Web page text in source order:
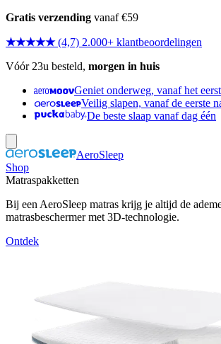
Gratis verzending vanaf €59
★★★★★ (4,7) 2.000+ klantbeoordelingen
Vóór 23u besteld, morgen in huis
Geniet onderweg, vanaf het
Veilig slapen, vanaf de eerste
De beste slaap vanaf dag één
AeroSleep
Shop
Matraspakketten
Bij een AeroSleep matras krijg je altijd de
matrasbeschermer met 3D-technologie.
Ontdek